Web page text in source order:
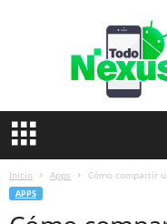
e
Inicio Apps Cómo compartir
APPS